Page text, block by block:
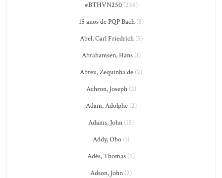
#BTHVN250(258)
15 anos de PQP Bach(8)
Abel, Carl Friedrich(5)
Abrahamsen, Hans(1)
Abreu, Zequinha de (2)
Achron, Joseph(2)
Adam, Adolphe(2)
Adams, John (15)
Addy, Obo (1)
Adès, Thomas (5)
Adson, John (2)